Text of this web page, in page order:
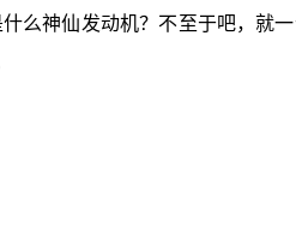
么神仙发动机？不至于吧，就